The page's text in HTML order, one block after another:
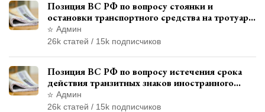
Позиция ВС РФ по вопросу стоянки и
остановки транспортного средства на тротуаре
и квалификации административного
правонарушения
Админ
26k статей / 15k подписчиков
Позиция ВС РФ по вопросу истечения срока
действия транзитных знаков иностранного
государства и отсутствия состава
административного правонарушения
Админ
26k статей / 15k подписчиков